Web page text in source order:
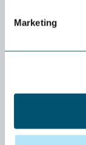
Marketing
La
ou un
charge.